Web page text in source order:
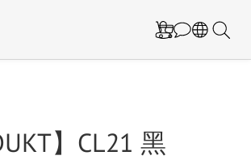
】CL21 黑